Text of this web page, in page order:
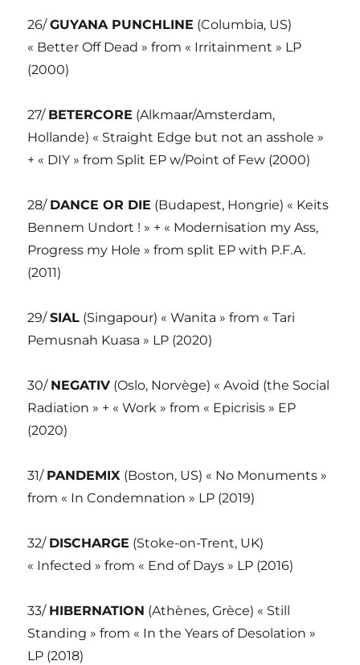
26/GUYANA PUNCHLINE (Columbia, US)
« Better Off Dead » from « Irritainment » LP
(2000)
27/ BETERCORE (Alkmaar/Amsterdam,
Hollande) « Straight Edge but not an asshole »
+ « DIY » from Split EP w/Point of Few (2000)
28/ DANCE OR DIE (Budapest, Hongrie) « Keits
Bennem Undort ! » + « Modernisation my Ass,
Progress my Hole » from split EP with P.F.A.
(2011)
29/SIAL (Singapour) « Wanita » from « Tari
Pemusnah Kuasa » LP (2020)
30/ NEGATIV (Oslo, Norvège) « Avoid (the Social
Radiation » + « Work » from « Epicrisis » EP
(2020)
31/ PANDEMIX (Boston, US) « No Monuments »
from « In Condemnation » LP (2019)
32/ DISCHARGE (Stoke-on-Trent, UK)
« Infected » from « End of Days » LP (2016)
33/ HIBERNATION (Athènes, Grèce) « Still
Standing » from « In the Years of Desolation »
LP (2018)